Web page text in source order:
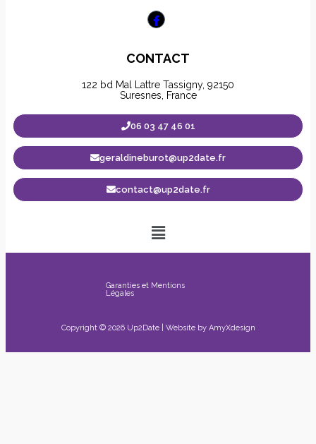
CONTACT
122 bd Mal Lattre Tassigny, 92150
Suresnes, France
06 03 47 46 01
geraldineburot@up2date.fr
contact@up2date.fr
Garanties et Mentions
Légales
Copyright © 2026 Up2Date | Website by AmyXdesign